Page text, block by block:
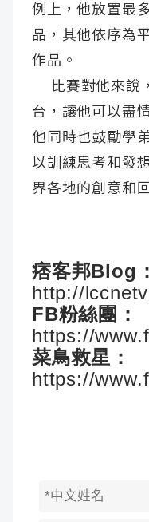
例上，他放置最
品，其他依序為
作品。
比賽對他來說
台，讓他可以盡
他同時也鼓勵學
以訓練思考和發
界各地的創意和
痞客邦Blog：
http://
FB粉絲團：
https://
菜鳥救星：
https://